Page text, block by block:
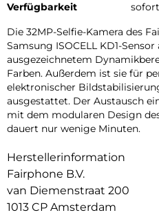
Verfügbarkeit
Die 32MP-Selfie-Kamera des
Samsung ISOCELL KD1-
ausgezeichnetem
Farben. Außerdem ist sie für
elektronischer
ausgestattet. Der Austausch
mit dem modularen Design
dauert nur wenige Minuten.
Herstellerinformation
Fairphone B.V.
van Diemenstraat 200
1013 CP Amsterdam